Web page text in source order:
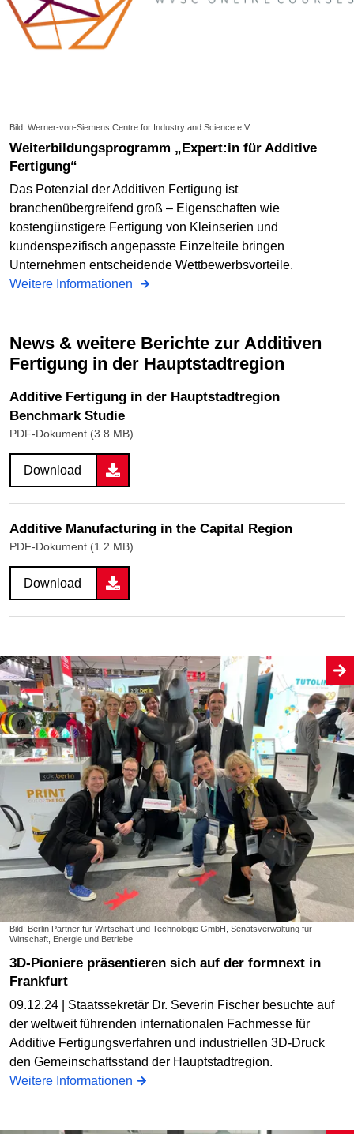
Bild: Werner-von-Siemens Centre for Industry and Science e.V.
Weiterbildungsprogramm „Expert:in für Additive
Fertigung“
Das Potenzial der Additiven Fertigung ist
branchenübergreifend groß – Eigenschaften wie
kostengünstigere Fertigung von Kleinserien und
kundenspezifisch angepasste Einzelteile bringen
Unternehmen entscheidende Wettbewerbsvorteile.
Weitere Informationen
News & weitere Berichte zur Additiven
Fertigung in der Hauptstadtregion
Additive Fertigung in der Hauptstadtregion
Benchmark Studie
PDF-Dokument (3.8 MB)
Download
Additive Manufacturing in the Capital Region
PDF-Dokument (1.2 MB)
Download
Bild: Berlin Partner für Wirtschaft und Technologie GmbH, Senatsverwaltung für
Wirtschaft, Energie und Betriebe
3D-Pioniere präsentieren sich auf der formnext in
Frankfurt
09.12.24 | Staatssekretär Dr. Severin Fischer besuchte auf
der weltweit führenden internationalen Fachmesse für
Additive Fertigungsverfahren und industriellen 3D-Druck
den Gemeinschaftsstand der Hauptstadtregion.
Weitere Informationen